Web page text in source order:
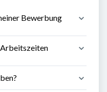
Bewerbung